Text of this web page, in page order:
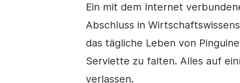
Ein mit dem Internet
Abschluss in
das tägliche Leben von
Serviette zu falten. Alles auf
verlassen.